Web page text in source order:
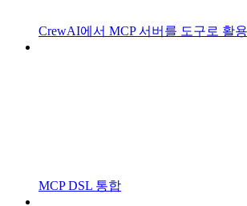
CrewAI에서 MCP 서버를 도구로 활용
MCP DSL 통합